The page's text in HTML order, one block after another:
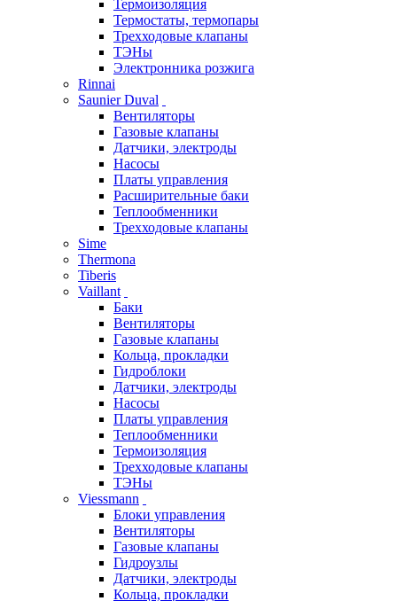
Термоизоляция
Термостаты, термопары
Трехходовые клапаны
ТЭНы
Электронника розжига
Rinnai
Saunier Duval
Вентиляторы
Газовые клапаны
Датчики, электроды
Насосы
Платы управления
Расширительные баки
Теплообменники
Трехходовые клапаны
Sime
Thermona
Tiberis
Vaillant
Баки
Вентиляторы
Газовые клапаны
Кольца, прокладки
Гидроблоки
Датчики, электроды
Насосы
Платы управления
Теплообменники
Термоизоляция
Трехходовые клапаны
ТЭНы
Viessmann
Блоки управления
Вентиляторы
Газовые клапаны
Гидроузлы
Датчики, электроды
Кольца, прокладки